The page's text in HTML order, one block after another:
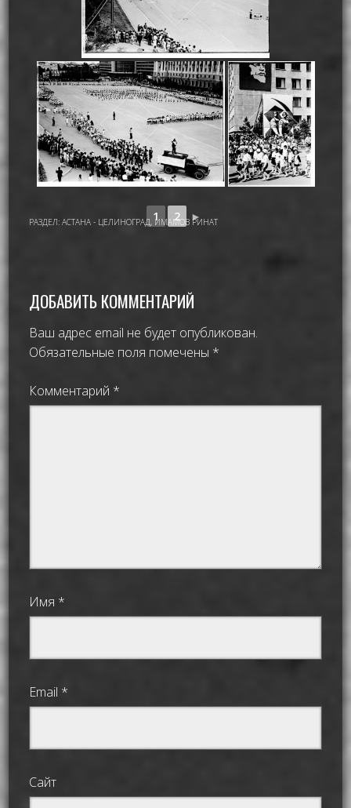
1 2 ►
РАЗДЕЛ:АСТАНА - ЦЕЛИНОГРАД, ИМАМОВ РИНАТ
ДОБАВИТЬ КОММЕНТАРИЙ
Ваш адрес email не будет опубликован.
Обязательные поля помечены *
Комментарий *
Имя *
Email *
Сайт